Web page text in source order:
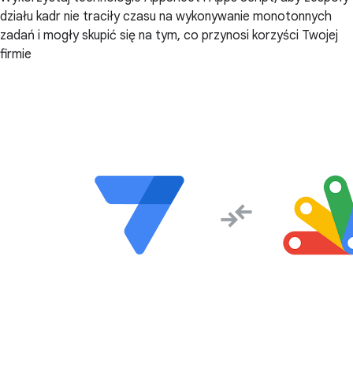
działu kadr nie traciły czasu na wykonywanie monotonnych
zadań i mogły skupić się na tym, co przynosi korzyści Twojej
firmie